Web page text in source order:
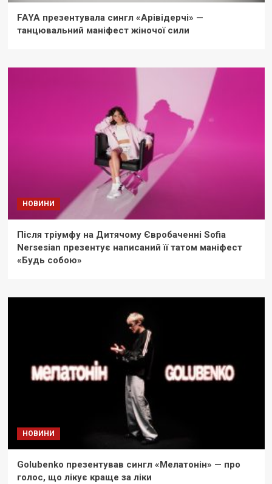
FAYA презентувала сингл «Арівідерчі» —
танцювальний маніфест жіночої сили
НОВИНИ
Після тріумфу на Дитячому Євробаченні Sofia
Nersesian презентує написаний її татом маніфест
«Будь собою»
НОВИНИ
Golubenko презентував сингл «Мелатонін» — про
голос, що лікує краще за ліки